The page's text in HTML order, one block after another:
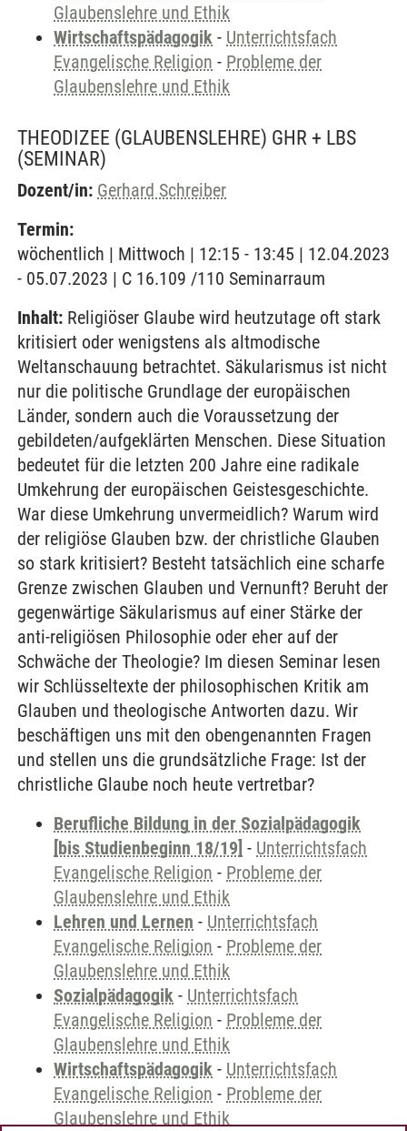
Glaubenslehre und Ethik
Wirtschaftspädagogik - Unterrichtsfach
Evangelische Religion - Probleme der
Glaubenslehre und Ethik
THEODIZEE (GLAUBENSLEHRE) GHR + LBS
(SEMINAR)
Dozent/in: Gerhard Schreiber
Termin:
wöchentlich | Mittwoch | 12:15 - 13:45 | 12.04.2023
- 05.07.2023 | C 16.109 /110 Seminarraum
Inhalt: Religiöser Glaube wird heutzutage oft stark
kritisiert oder wenigstens als altmodische
Weltanschauung betrachtet. Säkularismus ist nicht
nur die politische Grundlage der europäischen
Länder, sondern auch die Voraussetzung der
gebildeten/aufgeklärten Menschen. Diese Situation
bedeutet für die letzten 200 Jahre eine radikale
Umkehrung der europäischen Geistesgeschichte.
War diese Umkehrung unvermeidlich? Warum wird
der religiöse Glauben bzw. der christliche Glauben
so stark kritisiert? Besteht tatsächlich eine scharfe
Grenze zwischen Glauben und Vernunft? Beruht der
gegenwärtige Säkularismus auf einer Stärke der
anti-religiösen Philosophie oder eher auf der
Schwäche der Theologie? Im diesen Seminar lesen
wir Schlüsseltexte der philosophischen Kritik am
Glauben und theologische Antworten dazu. Wir
beschäftigen uns mit den obengenannten Fragen
und stellen uns die grundsätzliche Frage: Ist der
christliche Glaube noch heute vertretbar?
Berufliche Bildung in der Sozialpädagogik
[bis Studienbeginn 18/19] - Unterrichtsfach
Evangelische Religion - Probleme der
Glaubenslehre und Ethik
Lehren und Lernen - Unterrichtsfach
Evangelische Religion - Probleme der
Glaubenslehre und Ethik
Sozialpädagogik - Unterrichtsfach
Evangelische Religion - Probleme der
Glaubenslehre und Ethik
Wirtschaftspädagogik - Unterrichtsfach
Evangelische Religion - Probleme der
Glaubenslehre und Ethik